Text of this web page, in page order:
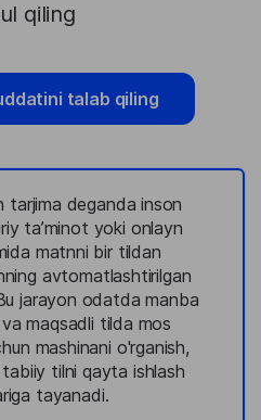
qiling
talab qiling
tarjima deganda inson
ta’minot yoki onlayn
matnni bir tildan
avtomatlashtirilgan
jarayon odatda manba
maqsadli tilda mos
mashinani o'rganish,
tilni qayta ishlash
tayanadi.